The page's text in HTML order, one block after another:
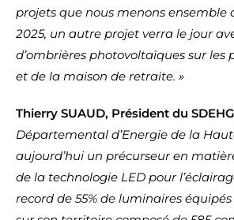
projets que nous menons ensemble
2025, un autre projet verra le jour
d’ombrières photovoltaïques sur les
et de la maison de retraite. »
Thierry SUAUD, Président du
Départemental d’Energie de la
aujourd’hui un précurseur en
de la technologie LED pour
record de 55% de luminaires équipés